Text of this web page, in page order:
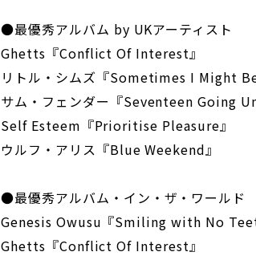
●最優秀アルバム by UKアーティスト
Ghetts『Conflict Of Interest』
リトル・シムズ『Sometimes I Might
サム・フェンダー『Seventeen Going
Self Esteem『Prioritise Pleasure』
ウルフ・アリス『Blue Weekend』
●最優秀アルバム・イン・ザ・ワールド
Genesis Owusu『Smiling with No
Ghetts『Conflict Of Interest』